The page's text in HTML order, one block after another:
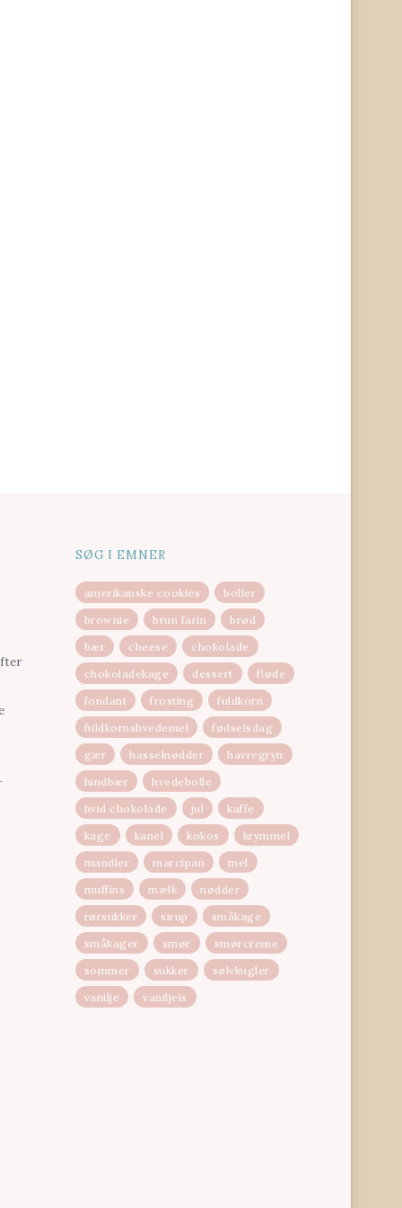
SØG I EMNER
amerikanske cookies
boller
brownie
brun farin
brød
bær
cheese
chokolade
chokoladekage
dessert
fløde
fondant
frosting
fuldkorn
fuldkornshvedemel
fødselsdag
gær
hasselnødder
havregryn
hindbær
hvedebolle
hvid chokolade
jul
kaffe
kage
kanel kokos
krymmel
mandler
marcipan
mel
muffins
mælk
nødder
rørsukker
sirup
småkage
småkager
smør
smørcreme
sommer
sukker
sølvkugler
vanilje
vaniljeis